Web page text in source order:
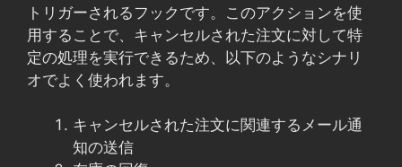
トリガーされるフックです。このアクションを使
用することで、キャンセルされた注文に対して特
定の処理を実行できるため、以下のようなシナリ
オでよく使われます。
キャンセルされた注文に関連するメール通
知の送信